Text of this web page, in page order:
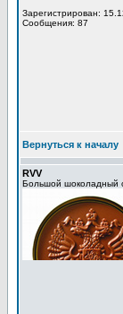
Зарегистрирован:
Сообщения: 87
Вернуться к началу
RVV
Большой шоколадный